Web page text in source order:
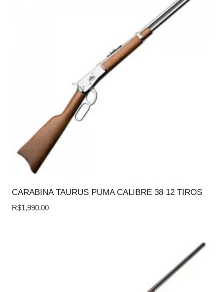
CARABINA TAURUS PUMA CALIBRE 38 12 TIROS
R$1,990.00